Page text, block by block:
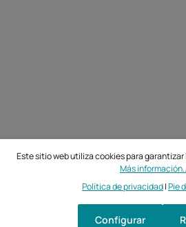
Este sitio web utiliza cookies para
Más
Política de privacidad|Pie
Configurar